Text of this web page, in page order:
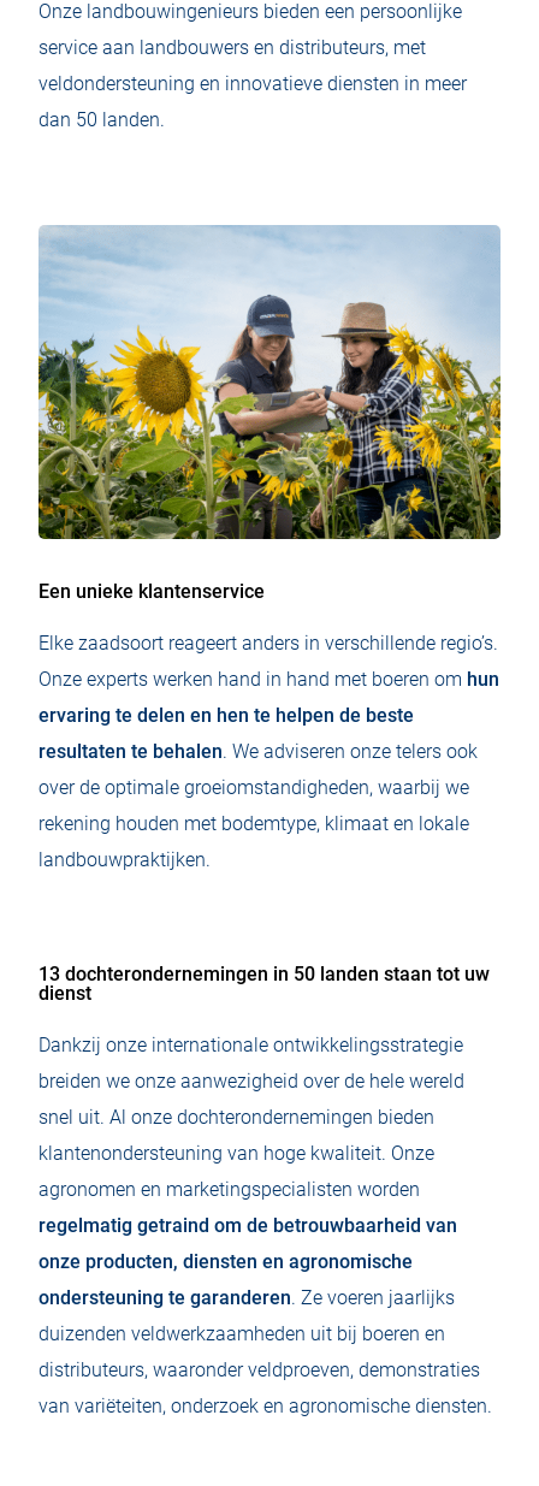
Onze landbouwingenieurs bieden een persoonlijke
service aan landbouwers en distributeurs, met
veldondersteuning en innovatieve diensten in meer
dan 50 landen.
Een unieke klantenservice
Elke zaadsoort reageert anders in verschillende regio’s.
Onze experts werken hand in hand met boeren om hun
ervaring te delen en hen te helpen de beste
resultaten te behalen. We adviseren onze telers ook
over de optimale groeiomstandigheden, waarbij we
rekening houden met bodemtype, klimaat en lokale
landbouwpraktijken.
13 dochterondernemingen in 50 landen staan tot uw
dienst
Dankzij onze internationale ontwikkelingsstrategie
breiden we onze aanwezigheid over de hele wereld
snel uit. Al onze dochterondernemingen bieden
klantenondersteuning van hoge kwaliteit. Onze
agronomen en marketingspecialisten worden
regelmatig getraind om de betrouwbaarheid van
onze producten, diensten en agronomische
ondersteuning te garanderen. Ze voeren jaarlijks
duizenden veldwerkzaamheden uit bij boeren en
distributeurs, waaronder veldproeven, demonstraties
van variëteiten, onderzoek en agronomische diensten.